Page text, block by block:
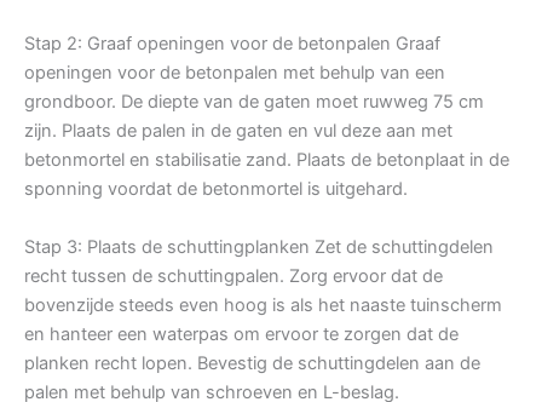
Stap 2: Graaf openingen voor de betonpalen Graaf
openingen voor de betonpalen met behulp van een
grondboor. De diepte van de gaten moet ruwweg 75 cm
zijn. Plaats de palen in de gaten en vul deze aan met
betonmortel en stabilisatie zand. Plaats de betonplaat in de
sponning voordat de betonmortel is uitgehard.
Stap 3: Plaats de schuttingplanken Zet de schuttingdelen
recht tussen de schuttingpalen. Zorg ervoor dat de
bovenzijde steeds even hoog is als het naaste tuinscherm
en hanteer een waterpas om ervoor te zorgen dat de
planken recht lopen. Bevestig de schuttingdelen aan de
palen met behulp van schroeven en L-beslag.